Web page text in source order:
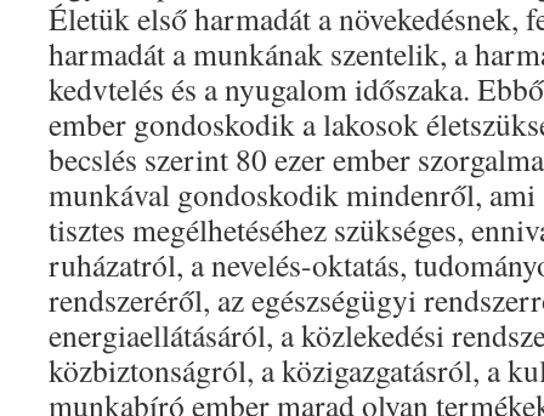
Életük első harmadát a növekedésnek,
harmadát a munkának szentelik, a
kedvtelés és a nyugalom időszaka.
ember gondoskodik a lakosok
becslés szerint 80 ezer ember
munkával gondoskodik mindenről, ami
tisztes megélhetéséhez szükséges,
ruházatról, a nevelés-oktatás,
rendszeréről, az egészségügyi
energiaellátásáról, a közlekedési
közbiztonságról, a közigazgatásról, a
munkabíró ember marad olyan